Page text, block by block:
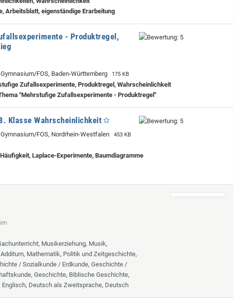
Arbeitsblatt, eigenständige Erarbeitung
- Produktregel,
FOS, Baden-Württemberg 175 KB
Zufallsexperimente, Produktregel, Wahrscheinlichkeit
"Mehrstufige Zufallsexperimente - Produktregel"
Klasse Wahrscheinlichkeit
FOS, Nordrhein-Westfalen 453 KB
Laplace-Experimente, Baumdiagramme
Musikerziehung, Musik,
Mathematik, Politik und Zeitgeschichte,
/ Sozialkunde / Erdkunde, Geschichte /
Geschichte, Biblische Geschichte,
Deutsch als Zweitsprache, Deutsch